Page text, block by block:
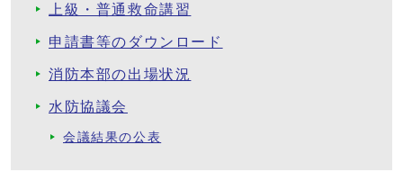
上級・普通救命講習
申請書等のダウンロード
消防本部の出場状況
水防協議会
会議結果の公表